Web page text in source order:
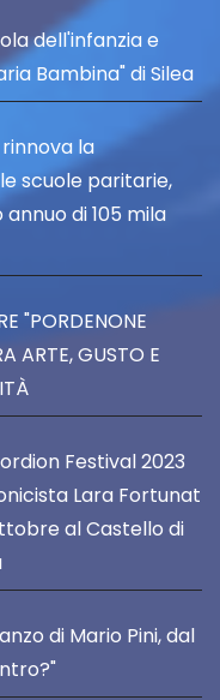
dell'infanzia e
Bambina" di Silea
la
scuole paritarie,
di 105 mila
"PORDENONE
ARTE, GUSTO E
Festival 2023
Lara Fortunat
al Castello di
di Mario Pini, dal